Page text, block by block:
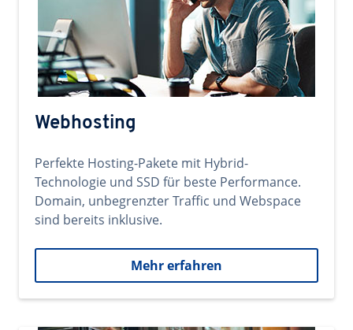
Webhosting
Perfekte Hosting-Pakete mit Hybrid-
Technologie und SSD für beste Performance.
Domain, unbegrenzter Traffic und Webspace
sind bereits inklusive.
Mehr erfahren